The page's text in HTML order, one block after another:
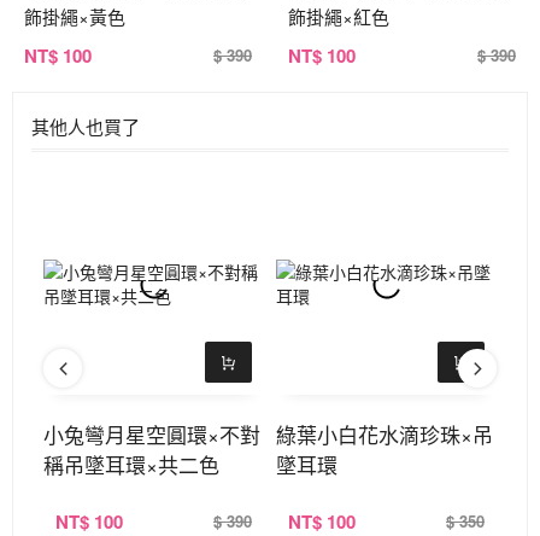
飾掛繩×黃色
NT$ 100 $ 390
飾掛繩×紅色
NT$ 100 $ 390
其他人也買了
小兔彎月星空圓環×不對
稱吊墜耳環×共二色
NT$ 100 $ 390
綠葉小白花水滴珍珠×吊
墜耳環
NT$ 100 $ 350